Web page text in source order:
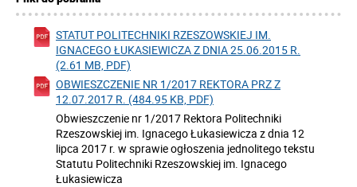
STATUT POLITECHNIKI RZESZOWSKIEJ IM.
IGNACEGO ŁUKASIEWICZA Z DNIA 25.06.2015 R.
(2.61 MB, PDF)
OBWIESZCZENIE NR 1/2017 REKTORA PRZ Z
12.07.2017 R. (484.95 KB, PDF)
Obwieszczenie nr 1/2017 Rektora Politechniki
Rzeszowskiej im. Ignacego Łukasiewicza z dnia 12
lipca 2017 r. w sprawie ogłoszenia jednolitego tekstu
Statutu Politechniki Rzeszowskiej im. Ignacego
Łukasiewicza